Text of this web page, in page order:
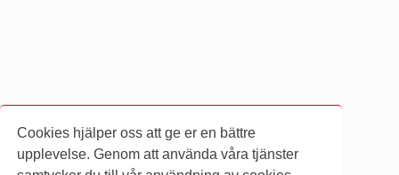
Cookies hjälper oss att ge er en bättre
upplevelse. Genom att använda våra tjänster